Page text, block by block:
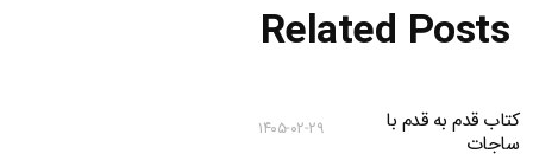
Related Posts
کتاب قدم به قدم با
ساجات
۱۴۰۵-۰۲-۲۹